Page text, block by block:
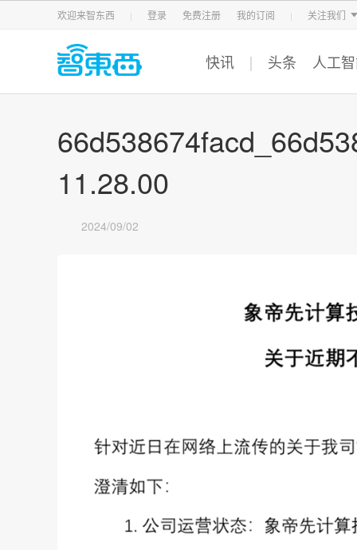
欢迎来智东西 登录 免费注册 我的订阅 关注我们
智东西 车东西 芯东西
快讯 头条 人工
11.28.00
2024/09/02